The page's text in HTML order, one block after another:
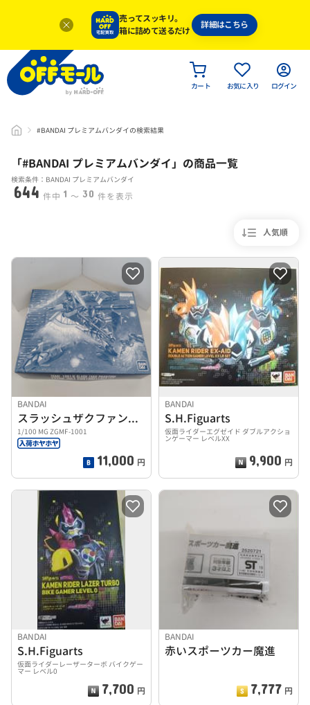
売ってスッキリ。
箱に詰めて送るだけ
詳細はこちら
カート お気に入り ログイン
#BANDAI プレミアムバンダイの検索結果
「#BANDAI プレミアムバンダイ」 の商品一覧
検索条件：BANDAI プレミアムバンダイ
644 件中 1 〜 30 件を表示
人気順
BANDAI
スラッシュザクファントム(イザーク・ジュール専用機)
1/100 MG ZGMF-1001
11,000 円
BANDAI
S.H.Figuarts
仮面ライダーエグゼイド ダブルアクショ
ンゲーマー レベルXX
9,900 円
BANDAI
S.H.Figuarts
仮面ライダーレーザーターボ バイクゲー
マー レベル0
7,700 円
BANDAI
赤いスポーツカー魔進
7,777 円